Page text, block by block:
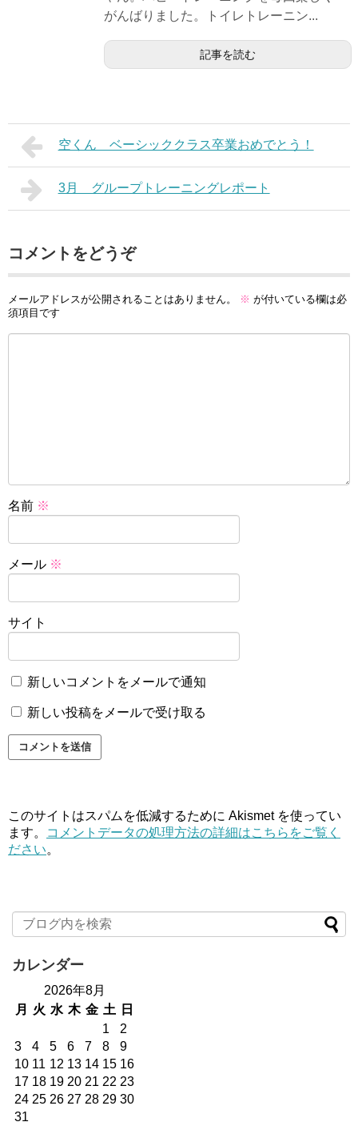
がんばりました。トイレトレーニン...
記事を読む
空くん ベーシッククラス卒業おめでとう！
3月 グループトレーニングレポート
コメントをどうぞ
メールアドレスが公開されることはありません。 ※ が付いている欄は必
須項目です
名前 ※
メール ※
サイト
新しいコメントをメールで通知
新しい投稿をメールで受け取る
このサイトはスパムを低減するために Akismet を使ってい
ます。
コメントデータの処理方法の詳細はこちらをご覧く
ださい。
カレンダー
2026年8月
月
火 水 木 金 土
日
1
2
3
4 5 6 7 8
9
10 11 12 13 14 15 16
17 18 19 20 21 22 23
24 25 26 27 28 29 30
31